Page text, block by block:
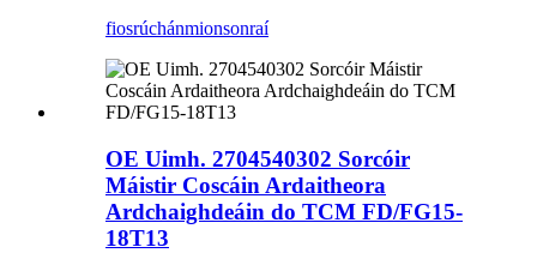
fiosrúchánmionsonraí
OE Uimh. 2704540302 Sorcóir
Máistir Coscáin Ardaitheora
Ardchaighdeáin do TCM FD/FG15-
18T13